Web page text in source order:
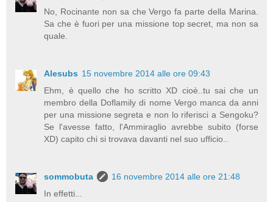
No, Rocinante non sa che Vergo fa parte della Marina.
Sa che è fuori per una missione top secret, ma non sa
quale.
Alesubs 15 novembre 2014 alle ore 09:43
Ehm, è quello che ho scritto XD cioè..tu sai che un
membro della Doflamily di nome Vergo manca da anni
per una missione segreta e non lo riferisci a Sengoku?
Se l'avesse fatto, l'Ammiraglio avrebbe subito (forse
XD) capito chi si trovava davanti nel suo ufficio..
sommobuta
16 novembre 2014 alle ore 21:48
In effetti...